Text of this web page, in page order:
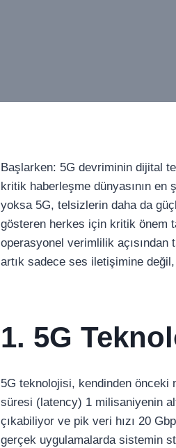
Başlarken: 5G devriminin dijital
kritik haberleşme dünyasının
yoksa 5G, telsizlerin daha da
gösteren herkes için kritik önem
operasyonel verimlilik
artık sadece ses iletişimine
1. 5G
5G teknolojisi, kendinden önceki
süresi (latency) 1 milisaniyenin
çıkabiliyor ve pik veri hızı 20
gerçek uygulamalarda sistemin